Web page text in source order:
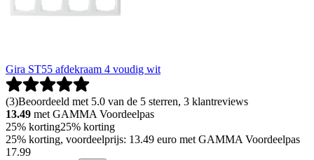
Gira ST55 afdekraam 4 voudig wit
(3)Beoordeeld met 5.0 van de 5 sterren, 3 klantreviews
13.49 met GAMMA Voordeelpas
25% korting25% korting
25% korting, voordeelprijs: 13.49 euro met GAMMA Voordeelpas
17.99